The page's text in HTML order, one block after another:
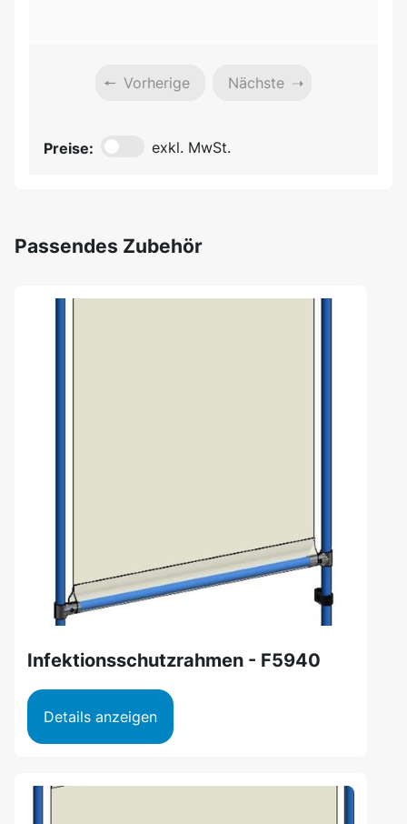
Vorherige Nächste
Preise: exkl. MwSt.
Passendes Zubehör
Infektionsschutzrahmen - F5940
Details anzeigen